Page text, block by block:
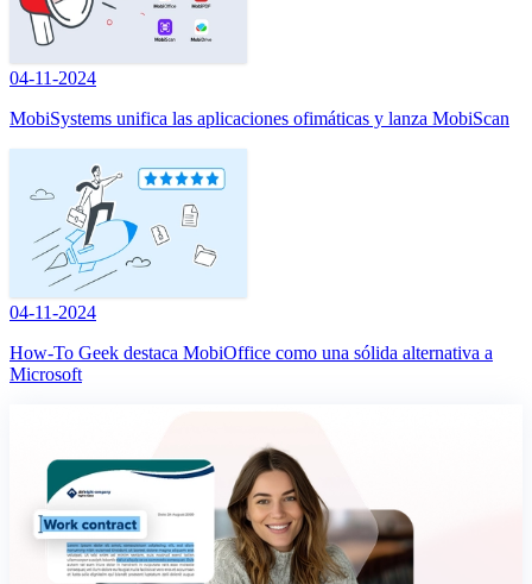
04-11-2024
MobiSystems unifica las aplicaciones ofimáticas y lanza MobiScan
04-11-2024
How-To Geek destaca MobiOffice como una sólida alternativa a
Microsoft